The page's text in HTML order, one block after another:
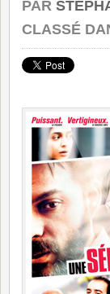
PAR
CLASSÉ